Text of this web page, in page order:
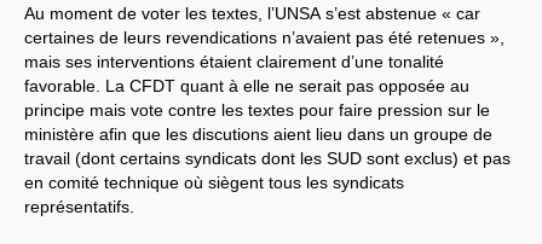
CA2013
CAP
CAP2008
CAP 2011
CNSPH
Conseil d’administration :
mandat 2017-2021
CSA 2026
CT 2011 - 2014
CT2015-2018
CT-CAP
Au moment de voter les textes, l’UNSA s’est abstenue « car
certaines de leurs revendications n’avaient pas été retenues »,
mais ses interventions étaient clairement d’une tonalité
favorable. La CFDT quant à elle ne serait pas opposée au
principe mais vote contre les textes pour faire pression sur le
ministère afin que les discutions aient lieu dans un groupe de
travail (dont certains syndicats dont les SUD sont exclus) et pas
en comité technique où siègent tous les syndicats
représentatifs.